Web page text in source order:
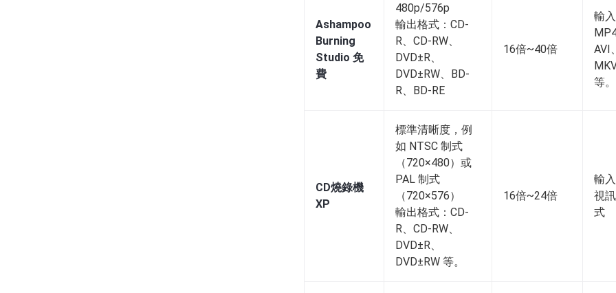
Ashampoo
Burning
Studio 免
費
480p/576p
輸出格式：CD-
R、CD-RW、
DVD±R、
DVD±RW、BD-
R、BD-RE
16倍~40倍
輸
AVI
等。
CD燒錄機
XP
標準清晰度，例
如 NTSC 制式
（720×480）或
PAL 制式
（720×576）
輸出格式：CD-
R、CD-RW、
DVD±R、
DVD±RW 等。
16倍~24倍
輸
視
式